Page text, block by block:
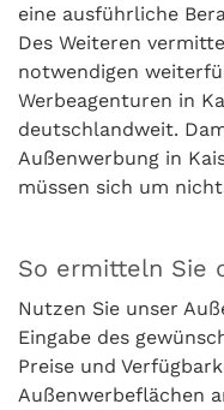
eine ausführliche
Des Weiteren
notwendigen
Werbeagenturen in
deutschlandweit.
Außenwerbung in
müssen sich um
So ermitteln Sie
Nutzen Sie unser
Eingabe des
Preise und
Außenwerbeflächen